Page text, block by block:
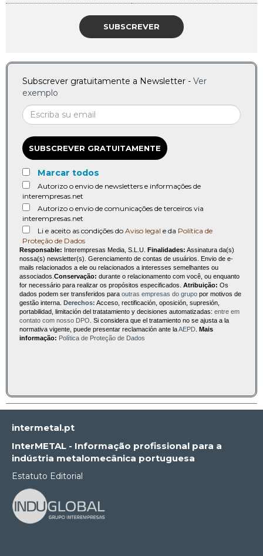
SUBSCREVER
Subscrever gratuitamente a Newsletter - Ver
exemplo
SUBSCREVER GRATUITAMENTE
Marcar todos
Autorizo o envio de newsletters e informações de
interempresas.net
Autorizo o envio de comunicações de terceiros via
interempresas.net
Li e aceito as condições do Aviso legal e da Política de
Proteção de Dados
Responsable: Interempresas Media, S.L.U. Finalidades: Assinatura da(s)
nossa(s) newsletter(s). Gerenciamento de contas de usuários. Envio de e-
mails relacionados a ele ou relacionados a interesses semelhantes ou
associados. Conservação: durante o relacionamento com você, ou enquanto
for necessário para realizar os propósitos especificados. Atribuição: Os
dados podem ser transferidos para outras empresas do grupo por motivos de
gestão interna. Derechos: Acceso, rectificación, oposición, supresión,
portabilidad, limitación del tratatamiento y decisiones automatizadas: entre em
contato com nosso DPO . Si considera que el tratamiento no se ajusta a la
normativa vigente, puede presentar reclamación ante laAEPD Mais
informação: Política de Proteção de Dados
intermetal.pt
InterMETAL - Informação profissional para a
indústria metalomecânica portuguesa
Estatuto Editorial